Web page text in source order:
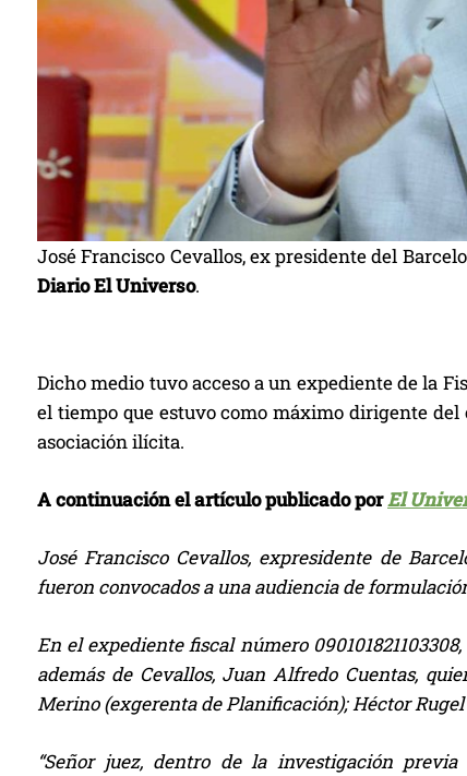
José Francisco Cevallos, ex presidente del
Diario El Universo.
Dicho medio tuvo acceso a un expediente de la
el tiempo que estuvo como máximo dirigente
asociación ilícita.
A continuación el artículo publicado porEl
José Francisco Cevallos, expresidente de
fueron convocados a una audiencia de
En el expediente fiscal número
además de Cevallos, Juan Alfredo Cuentas,
Merino (exgerenta de Planificación); Héctor
“Señor juez, dentro de la investigación